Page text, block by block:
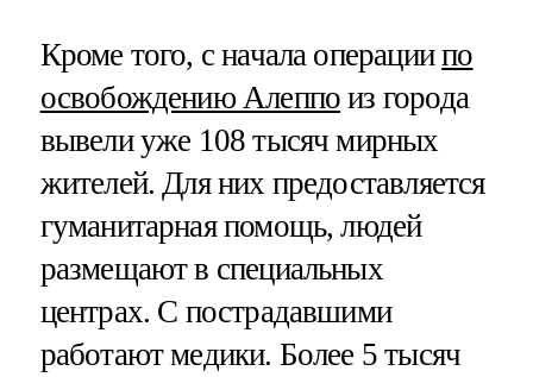
Кроме того, с начала операциипо
освобождению Алеппо из города
вывели уже 108 тысяч мирных
жителей. Для них предоставляется
гуманитарная помощь, людей
размещают в специальных
центрах. С пострадавшими
работают медики. Более 5 тысяч